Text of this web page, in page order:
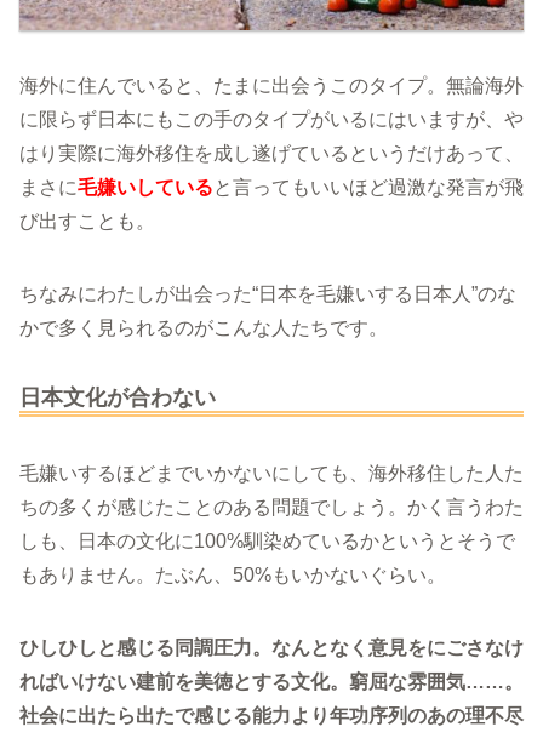
海外に住んでいると、たまに出会うこのタイプ。無論海外
に限らず日本にもこの手のタイプがいるにはいますが、や
はり実際に海外移住を成し遂げているというだけあって、
まさに毛嫌いしている と言ってもいいほど過激な発言が飛
び出すことも。
ちなみにわたしが出会った“日本を毛嫌いする日本人”のな
かで多く見られるのがこんな人たちです。
日本文化が合わない
毛嫌いするほどまでいかないにしても、海外移住した人た
ちの多くが感じたことのある問題でしょう。かく言うわた
しも、日本の文化に100%馴染めているかというとそうで
もありません。たぶん、50%もいかないぐらい。
ひしひしと感じる同調圧力。なんとなく意見をにごさなけ
ればいけない建前を美徳とする文化。窮屈な雰囲気……。
社会に出たら出たで感じる能力より年功序列のあの理不尽